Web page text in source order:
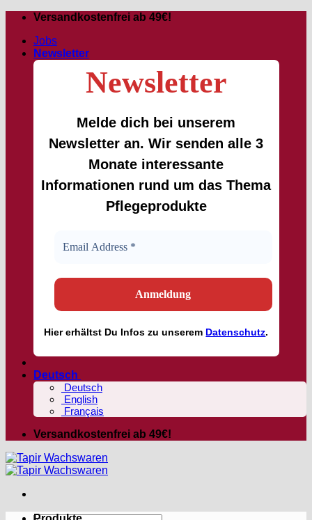
Zum
springen
Versandkostenfrei ab 49€!
Jobs
Newsletter
Newsletter
Melde dich bei unserem
Newsletter an. Wir senden alle 3
Monate interessante
Informationen rund um das Thema
Pflegeprodukte
Hiererhältst Du Infos zu unserem Datenschutz.
Deutsch
Deutsch
English
Français
Versandkostenfrei ab 49€!